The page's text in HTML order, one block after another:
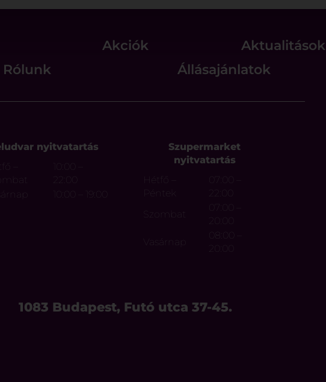
Akciók
Aktualitások
Rólunk
Állásajánlatok
nyitvatartás
–
22:00
Szupermarket
nyitvatartás
Hétfő –
Péntek
22:00
Szombat
20:00
Vasárnap
08:00 –
20:00
1083 Budapest, Futó utca 37-45.